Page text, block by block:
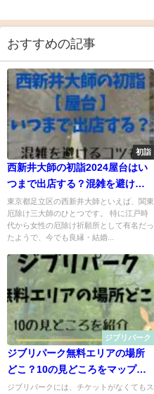
おすすめの記事
初詣
西新井大師の初詣2024屋台はい
つまで出店する？混雑を避ける
コツも
東京都足立区の西新井大師といえば、関東
厄除け三大師のひとつです。 特に江戸時
代から女性の厄除け祈願所として有名だっ
たようで、今でも良縁・結婚...
ジブリパーク
ジブリパーク無料エリアの場所
どこ？10の見どころをマップで
紹介！チケットなしでも入れる
ジブリパークには、チケットがなくてもス